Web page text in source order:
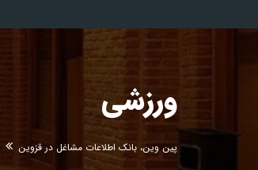
ورزشی
پین وین، بانک اطلاعات مشاغل در قزوین